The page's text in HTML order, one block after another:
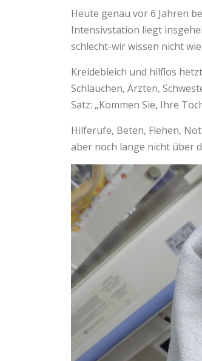
Heute genau vor 6 Jahren
Intensivstation liegt
schlecht-wir wissen nicht
Kreidebleich und hilflos
Schläuchen, Ärzten,
Satz: „Kommen Sie, Ihre
Hilferufe, Beten, Flehen,
aber noch lange nicht über